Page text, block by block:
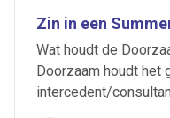
Zin in een
Wat houdt de
Doorzaam houdt het
intercedent/